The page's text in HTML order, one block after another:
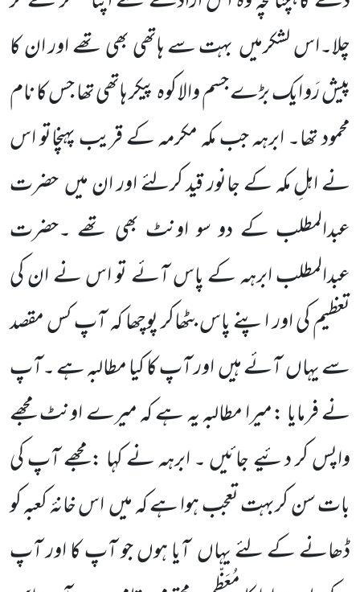
چلا۔اس لشکرمیںبہت سے ہاتھی بھی تھے اور ان کا
پیش رَو ایک بڑے جسم والا کوہ پیکر ہاتھی تھا جس کا نام
محمود تھا۔ ابرہہ جب مکہ مکرمہ کے قریب پہنچاتو اس
نے اہلِ مکہ کے جانور قید کرلئے اور ان میںحضرت
عبدالمطلب کے دو سو اونٹ بھی تھے ۔حضرت
عبدالمطلب ابرہہ کے پاس آئے تو اس نے ان کی
تعظیم کی اور اپنے پاس بٹھاکر پوچھا کہ آپ کس مقصد
سے یہاںآئے ہیںاور آپ کا کیا مطالبہ ہے ۔آپ
نے فرمایا :میرا مطالبہ یہ ہے کہ میرے اونٹ مجھے
واپس کر دئیے جائیں ۔ ابرہہ نے کہا :مجھے آپ کی
بات سن کربہت تعجب ہوا ہے کہ میںاس خانۂ کعبہ کو
ڈھانے کے لئے یہاںآیا ہوں جو آپ کا اور آپ